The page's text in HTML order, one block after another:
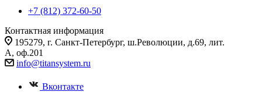
+7 (812) 372-60-50
Контактная информация
195279, г. Санкт-Петербург, ш.Революции, д.69, лит.
А, оф.201
info@titansystem.ru
Вконтакте